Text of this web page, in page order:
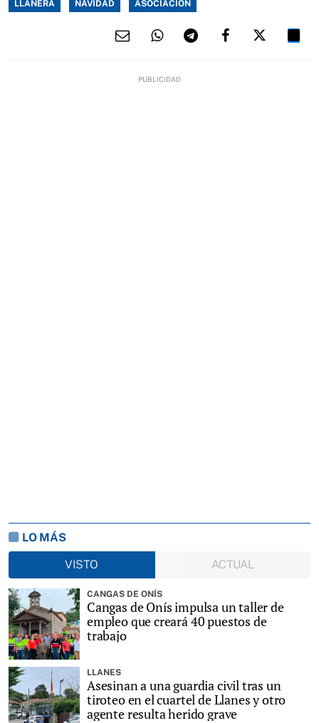
LLANERA NAVIDAD ASOCIACIÓN
LO MÁS
VISTO
ACTUAL
CANGAS DE ONÍS
Cangas de Onís impulsa un taller de
empleo que creará 40 puestos de
trabajo
LLANES
Asesinan a una guardia civil tras un
tiroteo en el cuartel de Llanes y otro
agente resulta herido grave